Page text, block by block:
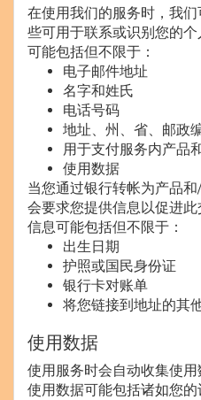
在使用我们的服务时，我
些可用于联系或识别您的
可能包括但不限于：
电子邮件地址
名字和姓氏
电话号码
地址、州、省、邮政
用于支付服务内产品
使用数据
当您通过银行转帐为产品
会要求您提供信息以促进
信息可能包括但不限于：
出生日期
护照或国民身份证
银行卡对账单
将您链接到地址的其
使用数据
使用服务时会自动收集使用
使用数据可能包括诸如您